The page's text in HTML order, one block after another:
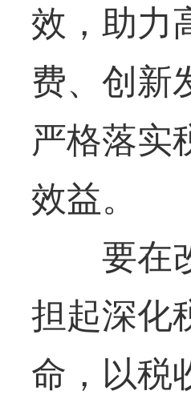
效，助力
费、创新
严格落实
效益。
要在改
担起深化
命，以税